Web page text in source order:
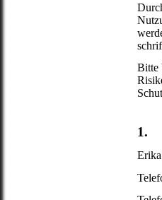
Bitte
1.